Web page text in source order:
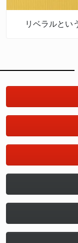
リベラルとい